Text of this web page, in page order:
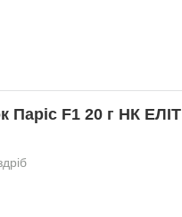
Паріс F1 20 г НК ЕЛІТ